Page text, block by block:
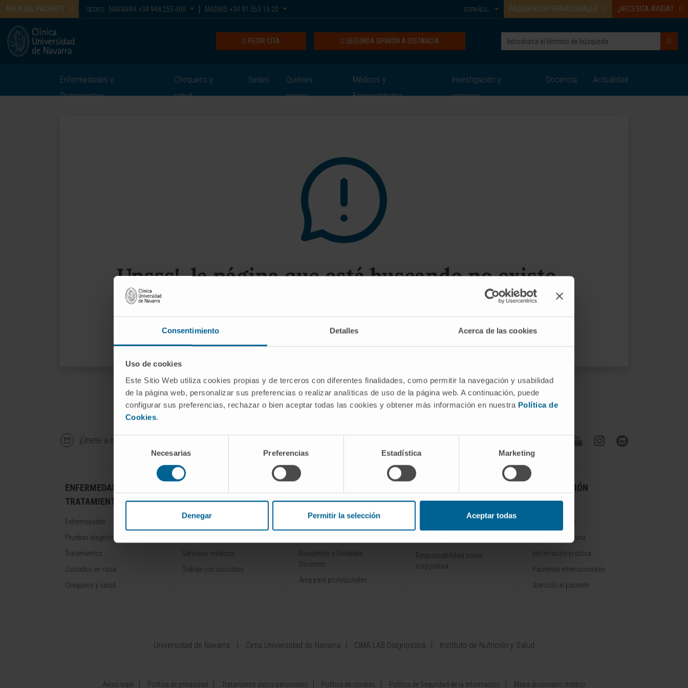
Consentimiento Detalles Acerca de las cookies
Uso de cookies
Este Sitio Web utiliza cookies propias y de terceros con diferentes finalidades, como permitir la navegación y usabilidad
de la página web, personalizar sus preferencias o realizar analíticas de uso de la página web. A continuación, puede
configurar sus preferencias, rechazar o bien aceptar todas las cookies y obtener más información en nuestra Política de
Cookies.
Selección
consentimiento
Necesarias Preferencias Estadística Marketing
Denegar Permitir la selección Aceptar todas
ÁREA DEL PACIENTE SEDES: NAVARRA +34 948 255 400 MADRID +34 91 353 19 20 PACIENTES INTERNACIONALES ¿NECESITA AYUDA?
ESPAÑOL
SEGUNDA OPINIÓN A DISTANCIA
PEDIR CITA
Enfermedades y
Tratamientos
Chequeos y
salud
Sedes
Quiénes
somos
Médicos y
Especialidades
Investigación y
ensayos
Docencia Actualidad
Upsss!, la página que está buscando no existe...
Le sugerimos utilizar el buscador o las opciones del menú.
¡Únete a nuestra comunidad!
ENFERMEDADES Y
TRATAMIENTOS
Enfermedades
Pruebas diagnósticas
Tratamientos
Cuidados en casa
Chequeos y salud
PROFESIONALES
Cancer Center
Servicios médicos
Trabaje con nosotros
DOCENCIA
Residentes y Unidades
Docentes
Área para profesionales
Responsabilidad social
corporativa
INFORMACIÓN
PRÁCTICA
Sede de Pamplona
Información práctica
Pacientes internacionales
Atención al paciente
Universidad de Navarra Cima Universidad de Navarra CIMA LAB Diagnostics Instituto de Nutrición y Salud
Aviso legal Política de privacidad Tratamiento datos personales Política de cookies Política de Seguridad de la Información Mapa diccionario médico